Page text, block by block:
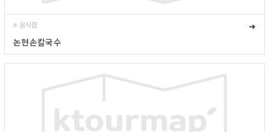
# 음식점
➜
논현손칼국수